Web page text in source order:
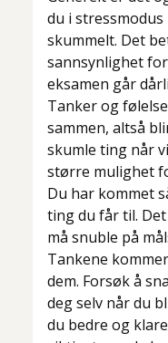
du i
skummelt. Det
sannsynlighet
eksamen går
Tanker og
sammen, altså
skumle ting når
større mulighet
Du har kommet
ting du får til.
må snuble på
Tankene
dem. Forsøk å
deg selv når du
du bedre og